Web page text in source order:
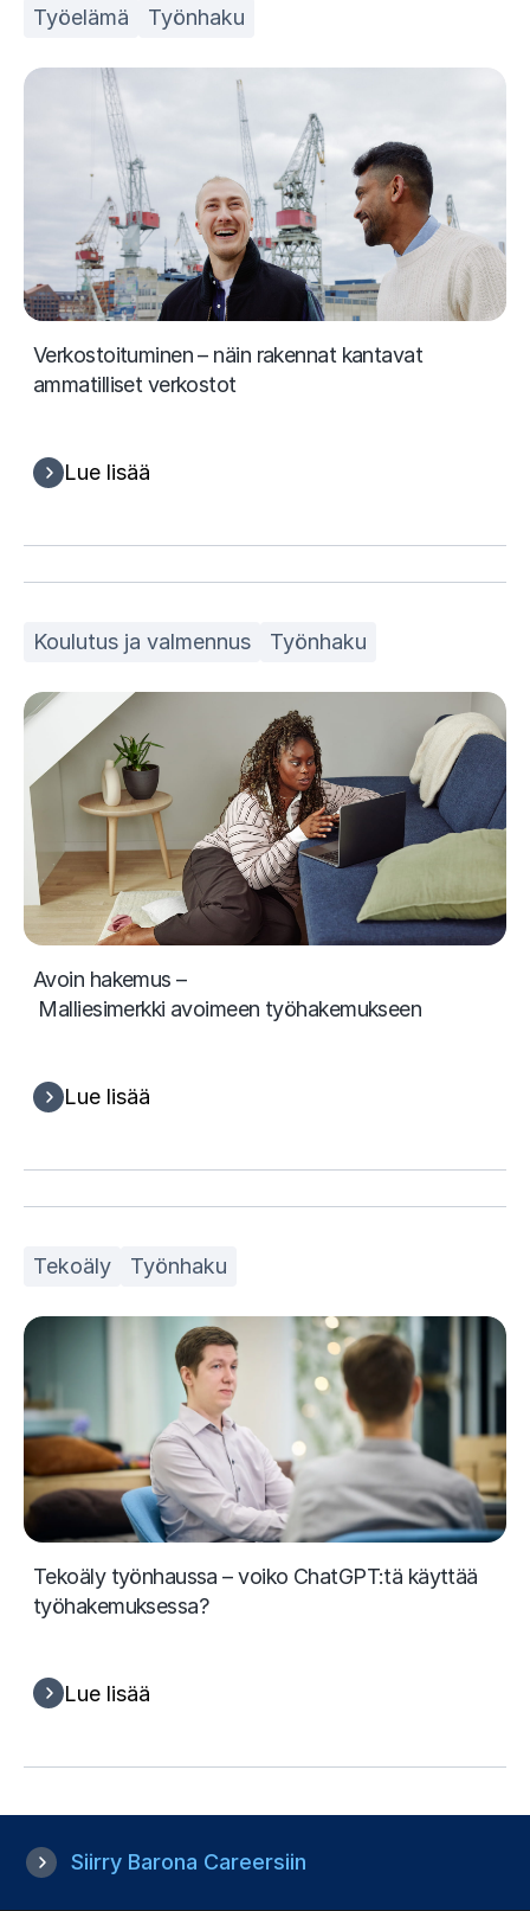
Työelämä Työnhaku
Verkostoituminen – näin rakennat kantavat
ammatilliset verkostot
Lue lisää
Koulutus ja valmennus Työnhaku
Avoin hakemus –
Malliesimerkki avoimeen työhakemukseen
Lue lisää
Tekoäly Työnhaku
Tekoäly työnhaussa – voiko ChatGPT:tä käyttää
työhakemuksessa?
Lue lisää
Siirry Barona Careersiin